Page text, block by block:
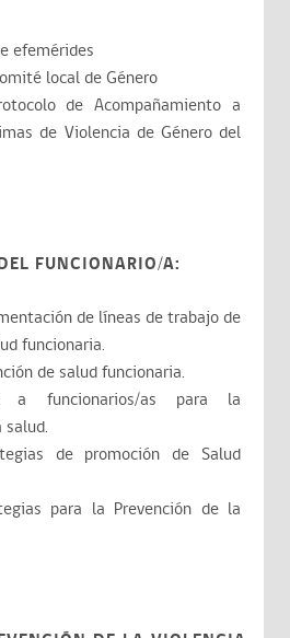
efemérides
local de Género
de Acompañamiento a
de Violencia de Género del
FUNCIONARIO/A:
de líneas de trabajo de
funcionaria.
de salud funcionaria.
a funcionarios/as para la
salud.
de promoción de Salud
para la Prevención de la